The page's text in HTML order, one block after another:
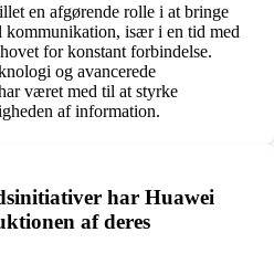
en afgørende rolle i at bringe
kommunikation, især i en tid med
for konstant forbindelse.
og avancerede
været med til at styrke
af information.
har Huawei
af deres